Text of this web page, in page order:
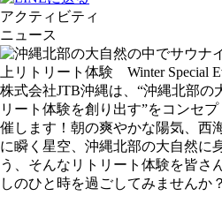
アクティビティ
ニュース
株式会社JTB沖縄は、“沖縄北部の
リート体験を創り出す”をコンセ
催します！朝の爽やかな陽気、西
に瞬く星空、沖縄北部の大自然に
う、そんなリトリート体験を皆さ
しのひと時を過ごしてみませんか？